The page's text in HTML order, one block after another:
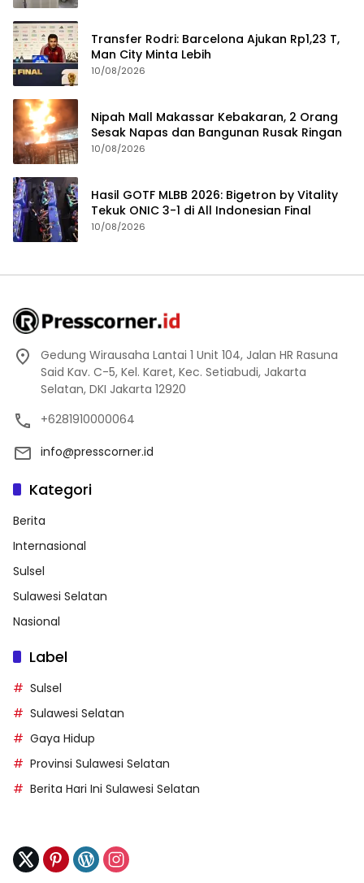
Transfer Rodri: Barcelona Ajukan Rp1,23 T,
Man City Minta Lebih
10/08/2026
Nipah Mall Makassar Kebakaran, 2 Orang
Sesak Napas dan Bangunan Rusak Ringan
10/08/2026
Hasil GOTF MLBB 2026: Bigetron by Vitality
Tekuk ONIC 3-1 di All Indonesian Final
10/08/2026
Gedung Wirausaha Lantai 1 Unit 104, Jalan HR Rasuna
Said Kav. C-5, Kel. Karet, Kec. Setiabudi, Jakarta
Selatan, DKI Jakarta 12920
+6281910000064
info@presscorner.id
Kategori
Berita
Internasional
Sulsel
Sulawesi Selatan
Nasional
Label
Sulsel
Sulawesi Selatan
Gaya Hidup
Provinsi Sulawesi Selatan
Berita Hari Ini Sulawesi Selatan